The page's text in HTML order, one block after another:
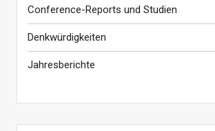
Conference-Reports und Studien
Denkwürdigkeiten
Jahresberichte